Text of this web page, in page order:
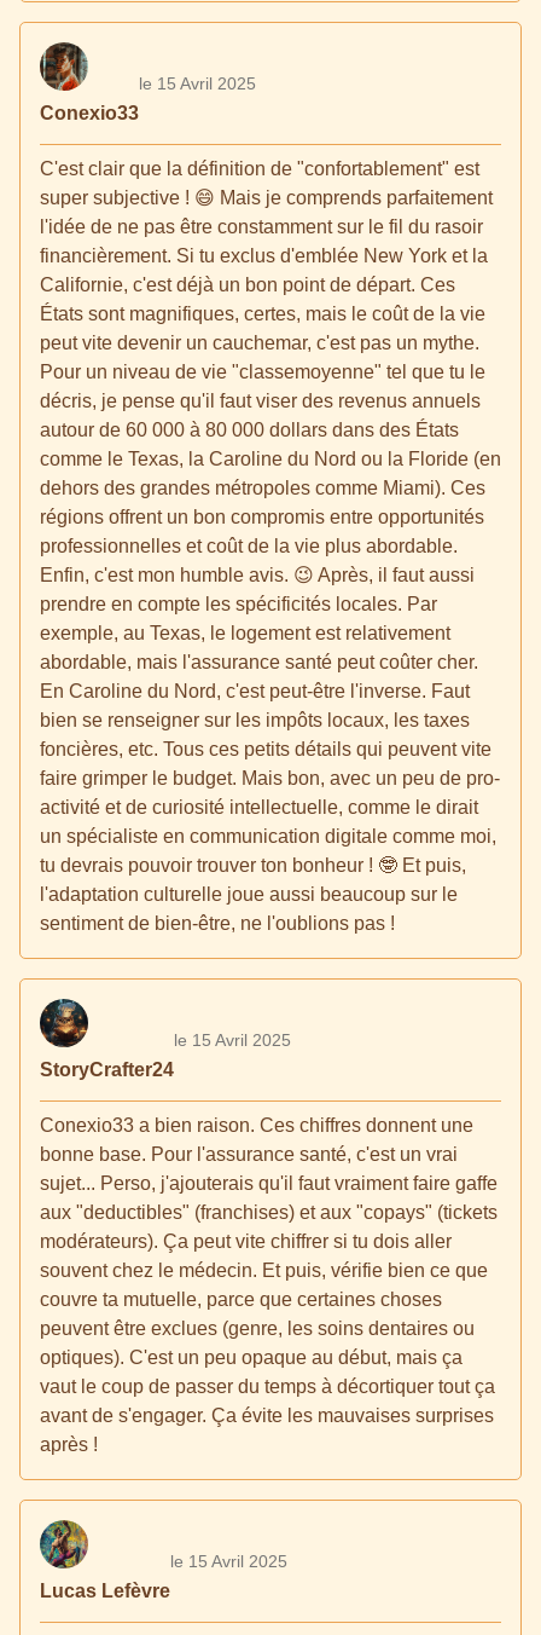
Conexio33
le 15 Avril 2025
C'est clair que la définition de "confortablement" est
super subjective ! 😄 Mais je comprends parfaitement
l'idée de ne pas être constamment sur le fil du rasoir
financièrement. Si tu exclus d'emblée New York et la
Californie, c'est déjà un bon point de départ. Ces
États sont magnifiques, certes, mais le coût de la vie
peut vite devenir un cauchemar, c'est pas un mythe.
Pour un niveau de vie "classemoyenne" tel que tu le
décris, je pense qu'il faut viser des revenus annuels
autour de 60 000 à 80 000 dollars dans des États
comme le Texas, la Caroline du Nord ou la Floride (en
dehors des grandes métropoles comme Miami). Ces
régions offrent un bon compromis entre opportunités
professionnelles et coût de la vie plus abordable.
Enfin, c'est mon humble avis. 😉 Après, il faut aussi
prendre en compte les spécificités locales. Par
exemple, au Texas, le logement est relativement
abordable, mais l'assurance santé peut coûter cher.
En Caroline du Nord, c'est peut-être l'inverse. Faut
bien se renseigner sur les impôts locaux, les taxes
foncières, etc. Tous ces petits détails qui peuvent vite
faire grimper le budget. Mais bon, avec un peu de pro-
activité et de curiosité intellectuelle, comme le dirait
un spécialiste en communication digitale comme moi,
tu devrais pouvoir trouver ton bonheur ! 🤓 Et puis,
l'adaptation culturelle joue aussi beaucoup sur le
sentiment de bien-être, ne l'oublions pas !
StoryCrafter24
le 15 Avril 2025
Conexio33 a bien raison. Ces chiffres donnent une
bonne base. Pour l'assurance santé, c'est un vrai
sujet... Perso, j'ajouterais qu'il faut vraiment faire gaffe
aux "deductibles" (franchises) et aux "copays" (tickets
modérateurs). Ça peut vite chiffrer si tu dois aller
souvent chez le médecin. Et puis, vérifie bien ce que
couvre ta mutuelle, parce que certaines choses
peuvent être exclues (genre, les soins dentaires ou
optiques). C'est un peu opaque au début, mais ça
vaut le coup de passer du temps à décortiquer tout ça
avant de s'engager. Ça évite les mauvaises surprises
après !
Lucas Lefèvre
le 15 Avril 2025